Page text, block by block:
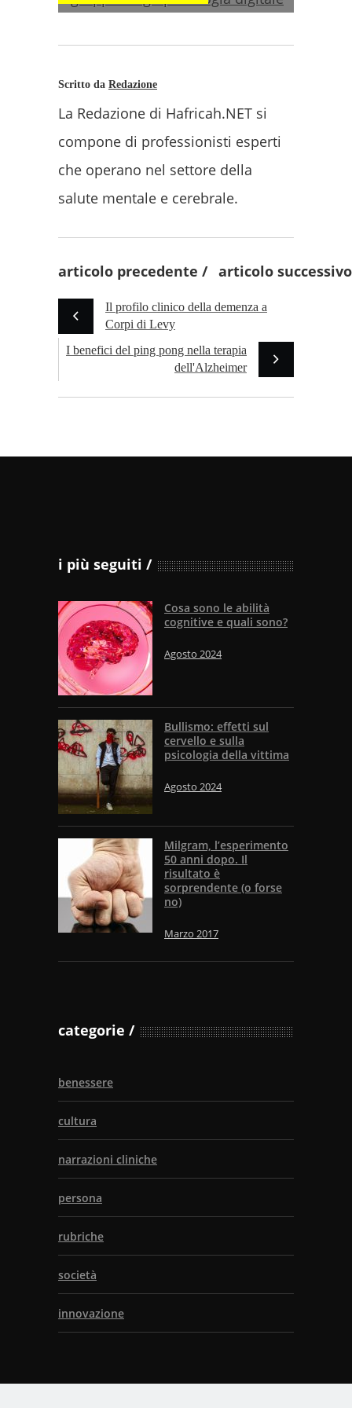
Scritto da Redazione
La Redazione di Hafricah.NET si
compone di professionisti esperti
che operano nel settore della
salute mentale e cerebrale.
articolo precedente articolo successivo
Il profilo clinico della demenza a
Corpi di Levy
I benefici del ping pong nella terapia
dell'Alzheimer
i più seguiti
Cosa sono le abilità
cognitive e quali sono?
Agosto 2024
Bullismo: effetti sul
cervello e sulla
psicologia della vittima
Agosto 2024
Milgram, l’esperimento
50 anni dopo. Il
risultato è
sorprendente (o forse
no)
Marzo 2017
categorie
benessere
cultura
narrazioni cliniche
persona
rubriche
società
innovazione